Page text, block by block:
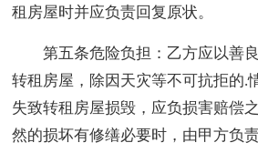
租房屋时并应负责回复原状。
第五条危险负担：乙方应以善良
转租房屋，除因天灾等不可抗拒的.
失致转租房屋损毁，应负损害赔偿
然的损坏有修缮必要时，由甲方负